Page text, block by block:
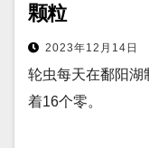
颗粒
2023年12月14日
轮虫每天在鄱阳湖
着16个零。